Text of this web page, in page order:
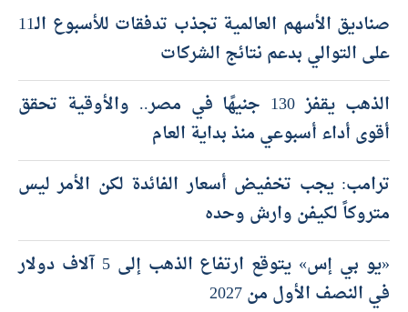
صناديق الأسهم العالمية تجذب تدفقات للأسبوع الـ11
على التوالي بدعم نتائج الشركات
الذهب يقفز 130 جنيهًا في مصر.. والأوقية تحقق
أقوى أداء أسبوعي منذ بداية العام
ترامب: يجب تخفيض أسعار الفائدة لكن الأمر ليس
متروكاً لكيفن وارش وحده
«يو بي إس» يتوقع ارتفاع الذهب إلى 5 آلاف دولار
في النصف الأول من 2027